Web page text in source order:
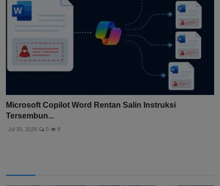
Microsoft Copilot Word Rentan Salin Instruksi
Tersembun...
Jul 30, 2026 0 8